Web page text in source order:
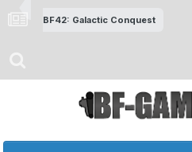
BF42: Galactic Conquest